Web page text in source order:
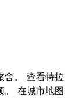
舍。 查看特拉
。 在城市地图